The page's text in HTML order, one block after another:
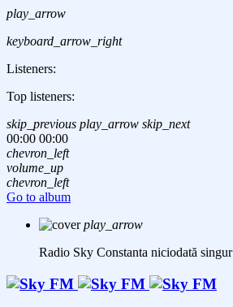
play_arrow
keyboard_arrow_right
Listeners:
Top listeners:
skip_previous play_arrow skip_next
00:00 00:00
chevron_left
volume_up
chevron_left
Go to album
play_arrow
Radio Sky Constanta niciodată singur